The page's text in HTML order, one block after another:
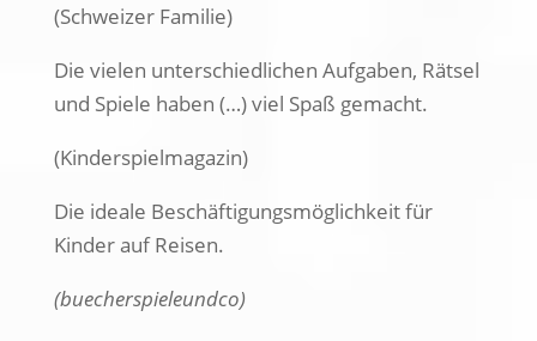
(Schweizer Familie)
Die vielen unterschiedlichen Aufgaben, Rätsel
und Spiele haben (…) viel Spaß gemacht.
(Kinderspielmagazin)
Die ideale Beschäftigungsmöglichkeit für
Kinder auf Reisen.
(buecherspieleundco)